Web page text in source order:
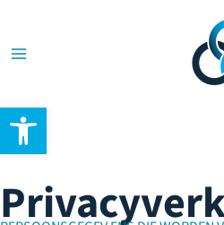
Toolbar openen
de
inhoud
Menu